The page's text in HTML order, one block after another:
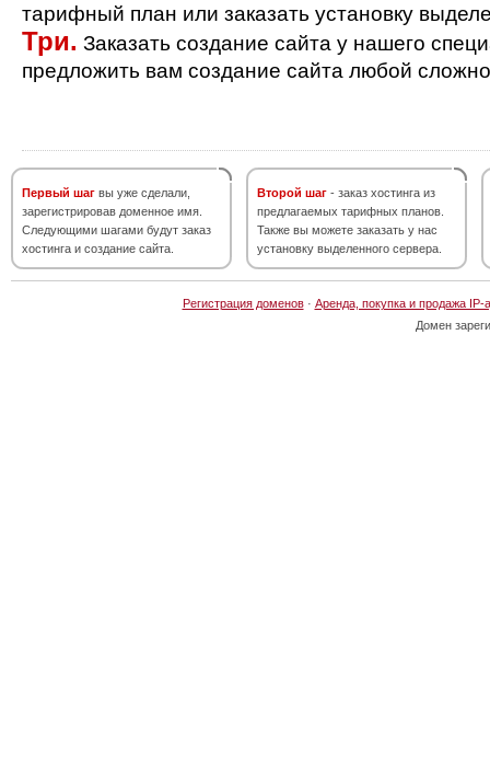
тарифный план или заказать установку
Три. Заказать создание сайта у нашего
предложить вам создание сайта любой
Первый шаг вы уже сделали,
зарегистрировав доменное имя.
Следующими шагами будут заказ
хостинга и создание сайта.
Второй шаг - заказ хостинга из
предлагаемых тарифных планов.
Также вы можете заказать у нас
установку выделенного сервера.
Регистрация доменов· Аренда, покупка и продажа IP-
Домен